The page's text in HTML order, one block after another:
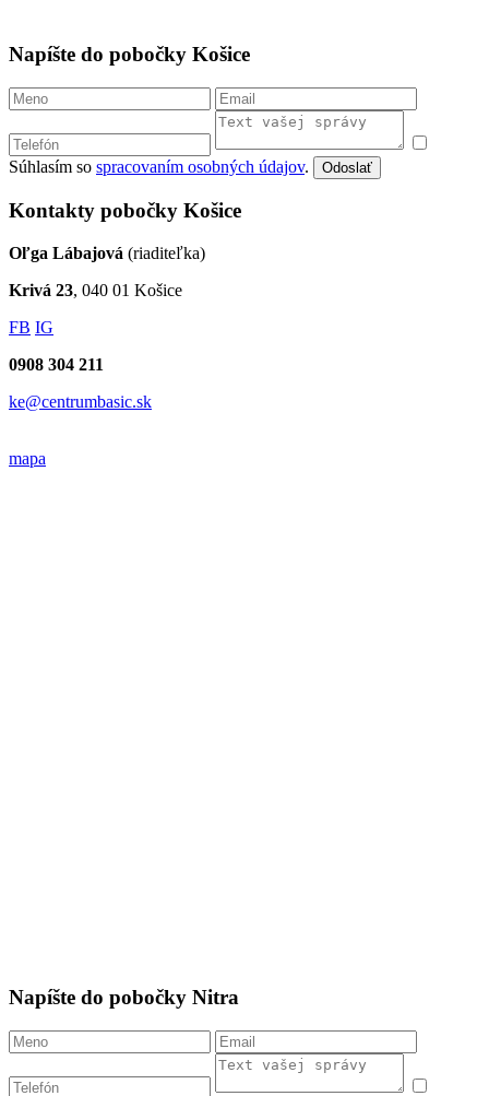
Napíšte do pobočky Košice
Súhlasím so spracovaním osobných údajov. Odoslať
Kontakty pobočky Košice
Oľga Lábajová (riaditeľka)
Krivá 23, 040 01 Košice
FB IG
0908 304 211
ke@centrumbasic.sk
mapa
Napíšte do pobočky Nitra